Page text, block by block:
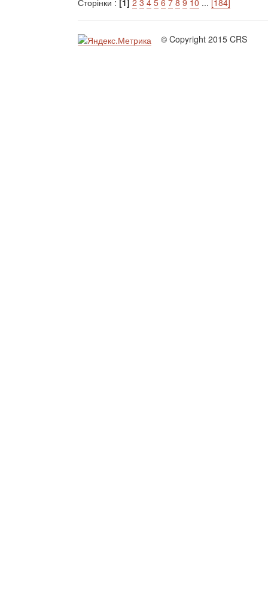
Сторінки : [1] 2 3 4 5 6 7 8 9 10 ... [184]
© Copyright 2015 CRS